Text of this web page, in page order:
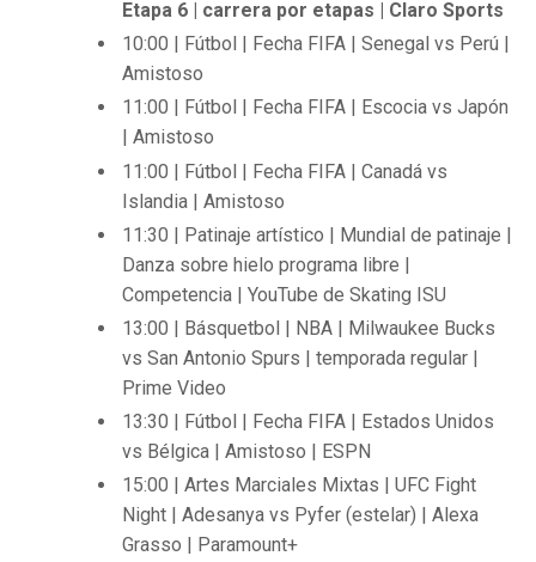
Etapa 6 | carrera por etapas | Claro Sports
10:00 | Fútbol | Fecha FIFA | Senegal vs Perú |
Amistoso
11:00 | Fútbol | Fecha FIFA | Escocia vs Japón
| Amistoso
11:00 | Fútbol | Fecha FIFA | Canadá vs
Islandia | Amistoso
11:30 | Patinaje artístico | Mundial de patinaje |
Danza sobre hielo programa libre |
Competencia | YouTube de Skating ISU
13:00 | Básquetbol | NBA | Milwaukee Bucks
vs San Antonio Spurs | temporada regular |
Prime Video
13:30 | Fútbol | Fecha FIFA | Estados Unidos
vs Bélgica | Amistoso | ESPN
15:00 | Artes Marciales Mixtas | UFC Fight
Night | Adesanya vs Pyfer (estelar) | Alexa
Grasso | Paramount+